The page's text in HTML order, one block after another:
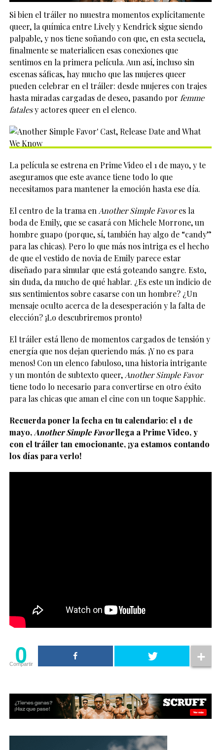
Si bien el tráiler no muestra momentos explícitamente
queer, la química entre Lively y Kendrick sigue siendo
palpable, y nos tiene soñando con que, en esta secuela,
finalmente se materialicen esas conexiones que
sentimos en la primera película. Aun así, incluso sin
escenas sáficas, hay mucho que las mujeres queer
pueden celebrar en el tráiler: desde mujeres con trajes
hasta miradas cargadas de deseo, pasando por femme
fatalesy actores queer en el elenco.
La película se estrena en Prime Video el 1 de mayo, y te
aseguramos que este avance tiene todo lo que
necesitamos para mantener la emoción hasta ese día.
El centro de la trama en Another Simple Favores la
boda de Emily, que se casará con Michele Morrone, un
hombre guapo (porque, sí, también hay algo de “candy”
para las chicas). Pero lo que más nos intriga es el hecho
de que el vestido de novia de Emily parece estar
diseñado para simular que está goteando sangre. Esto,
sin duda, da mucho de qué hablar. ¿Es este un indicio de
sus sentimientos sobre casarse con un hombre? ¿Un
mensaje oculto acerca de la desesperación y la falta de
elección? ¡Lo descubriremos pronto!
El tráiler está lleno de momentos cargados de tensión y
energía que nos dejan queriendo más. ¡Y no es para
menos! Con un elenco fabuloso, una historia intrigante
y un montón de subtexto queer, Another Simple Favor
tiene todo lo necesario para convertirse en otro éxito
para las chicas que aman el cine con un toque Sapphic.
Recuerda poner la fecha en tu calendario: el 1 de
mayo, Another Simple Favorllega a Prime Video, y
con el tráiler tan emocionante, ¡ya estamos contando
los días para verlo!
0
Compartir